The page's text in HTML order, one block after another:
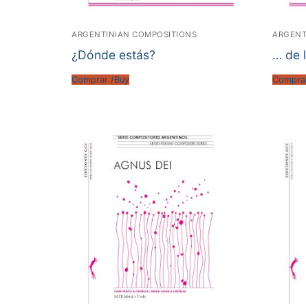
ARGENTINIAN COMPOSITIONS
¿Dónde estás?
Comprar /Buy
… de